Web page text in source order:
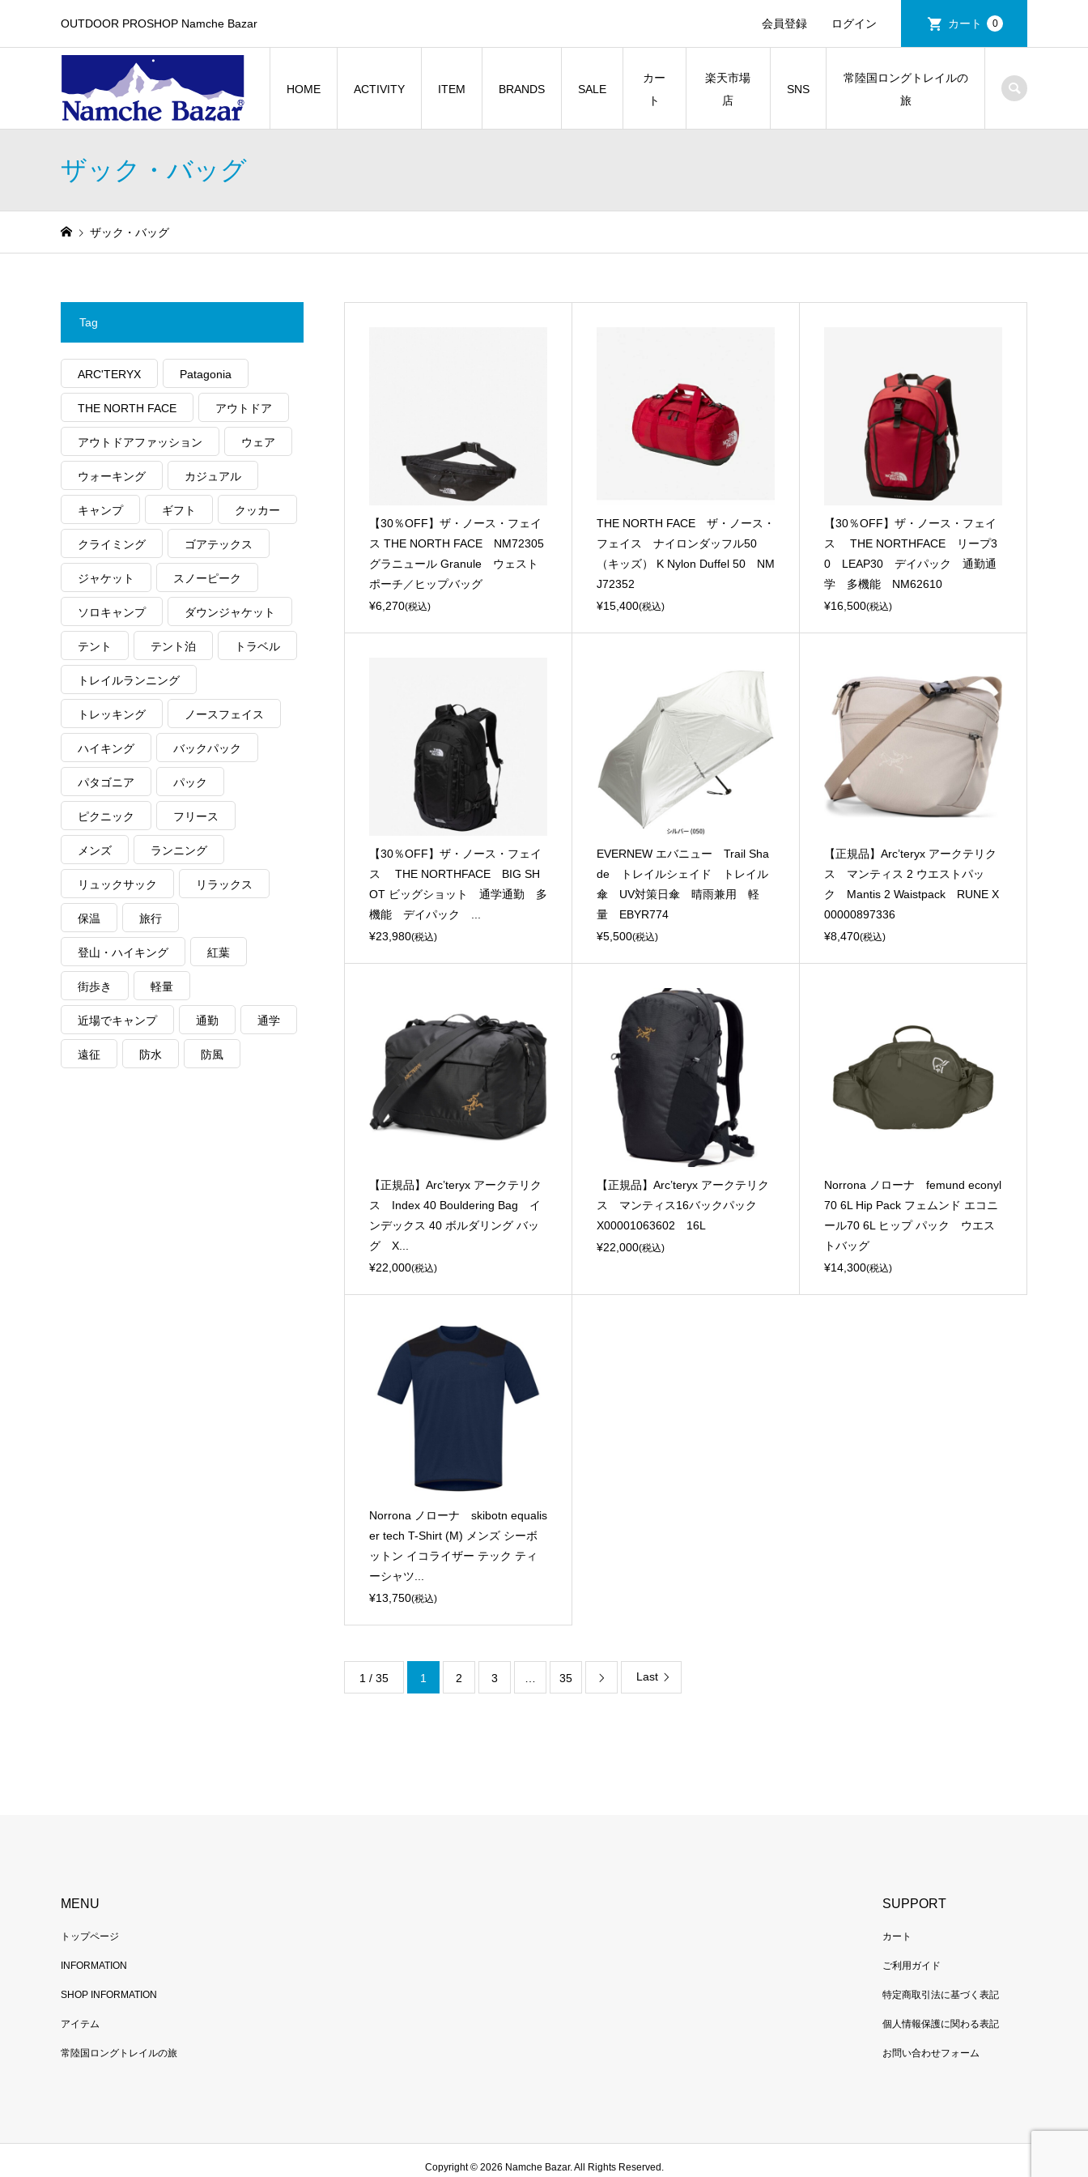
OUTDOOR PROSHOP Namche Bazar 会員登録 ログイン カート 0
HOME ACTIVITY ITEM BRANDS SALE
カー
ト
楽天市場
店
SNS
常陸国ロングトレイルの
旅
ザック・バッグ
ザック・バッグ
【30％OFF】ザ・ノース・フェイ
ス THE NORTH FACE NM72305
グラニュール Granule ウェスト
ポーチ／ヒップバッグ
¥6,270(税込)
THE NORTH FACE ザ・ノース・
フェイス ナイロンダッフル50
（キッズ） K Nylon Duffel 50 NM
J72352
¥15,400(税込)
【30％OFF】ザ・ノース・フェイ
ス THE NORTHFACE リープ3
0 LEAP30 デイパック 通勤通
学 多機能 NM62610
¥16,500(税込)
【30％OFF】ザ・ノース・フェイ
ス THE NORTHFACE BIG SH
OT ビッグショット 通学通勤 多
機能 デイパック ...
¥23,980(税込)
EVERNEW エバニュー Trail Sha
de トレイルシェイド トレイル
傘 UV対策日傘 晴雨兼用 軽
量 EBYR774
¥5,500(税込)
【正規品】Arc’teryx アークテリク
ス マンティス 2 ウエストパッ
ク Mantis 2 Waistpack RUNE X
00000897336
¥8,470(税込)
【正規品】Arc’teryx アークテリク
ス Index 40 Bouldering Bag イ
ンデックス 40 ボルダリング バッ
グ X...
¥22,000(税込)
【正規品】Arc’teryx アークテリク
ス マンティス16バックパック
X00001063602 16L
¥22,000(税込)
Norrona ノローナ femund econyl
70 6L Hip Pack フェムンド エコニ
ール70 6L ヒップ パック ウエス
トバッグ
¥14,300(税込)
Norrona ノローナ skibotn equalis
er tech T-Shirt (M) メンズ シーボ
ットン イコライザー テック ティ
ーシャツ...
¥13,750(税込)
1 / 35 1 2 3 35  Last
Tag
ARC'TERYX Patagonia
THE NORTH FACE アウトドア
アウトドアファッション ウェア
ウォーキング カジュアル
キャンプ ギフト クッカー
クライミング ゴアテックス
ジャケット スノーピーク
ソロキャンプ ダウンジャケット
テント テント泊 トラベル
トレイルランニング
トレッキング ノースフェイス
ハイキング バックパック
パタゴニア パック
ピクニック フリース
メンズ ランニング
リュックサック リラックス
保温 旅行
登山・ハイキング 紅葉
街歩き 軽量
近場でキャンプ 通勤 通学
遠征 防水 防風
MENU
トップページ
INFORMATION
SHOP INFORMATION
アイテム
常陸国ロングトレイルの旅
SUPPORT
カート
ご利用ガイド
特定商取引法に基づく表記
個人情報保護に関わる表記
お問い合わせフォーム
Copyright ©2026 Namche Bazar. All Rights Reserved.